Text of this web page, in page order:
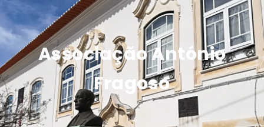
> AAF – Associação António Fragoso
Associação António
Fragoso